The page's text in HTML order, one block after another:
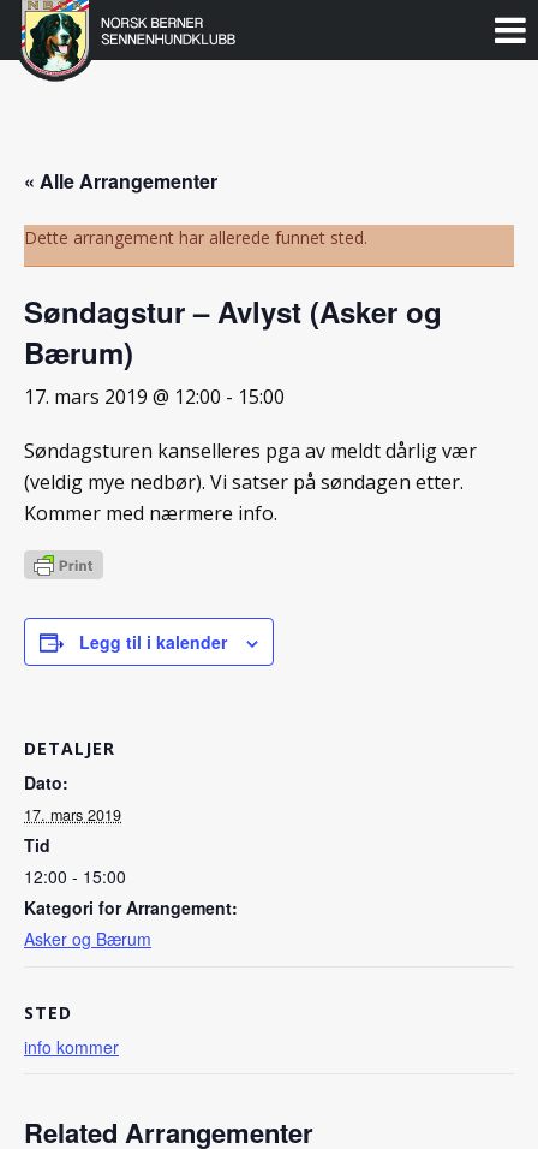
Gå
Norsk
Berner
« Alle Arrangementer
Dette arrangement har allerede funnet sted.
Søndagstur – Avlyst (Asker og
Bærum)
17. mars 2019 @ 12:00 - 15:00
Søndagsturen kanselleres pga av meldt dårlig vær
(veldig mye nedbør). Vi satser på søndagen etter.
Kommer med nærmere info.
Legg til i kalender
DETALJER
Dato:
17. mars 2019
Tid
12:00 - 15:00
Kategori for Arrangement:
Asker og Bærum
STED
info kommer
Related Arrangementer